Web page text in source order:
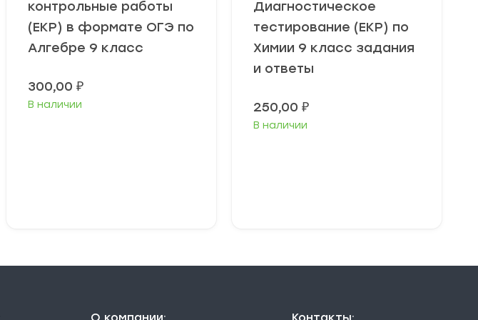
контрольные работы
(ЕКР) в формате ОГЭ по
Алгебре 9 класс
300,00 ₽
В наличии
Диагностическое
тестирование (ЕКР) по
Химии 9 класс задания
и ответы
250,00 ₽
В наличии